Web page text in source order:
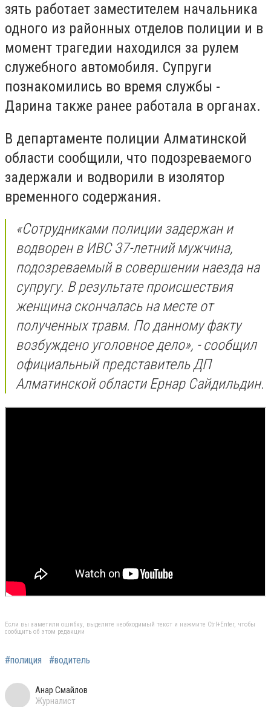
зять работает заместителем начальника
одного из районных отделов полиции и в
момент трагедии находился за рулем
служебного автомобиля. Супруги
познакомились во время службы -
Дарина также ранее работала в органах.
В департаменте полиции Алматинской
области сообщили, что подозреваемого
задержали и водворили в изолятор
временного содержания.
«Сотрудниками полиции задержан и
водворен в ИВС 37-летний мужчина,
подозреваемый в совершении наезда на
супругу. В результате происшествия
женщина скончалась на месте от
полученных травм. По данному факту
возбуждено уголовное дело», - сообщил
официальный представитель ДП
Алматинской области Ернар Сайдильдин.
Если вы заметили ошибку, выделите необходимый текст и нажмите Ctrl+Enter, чтобы
сообщить об этом редакции
#полиция #водитель
Анар Смайлов
Журналист